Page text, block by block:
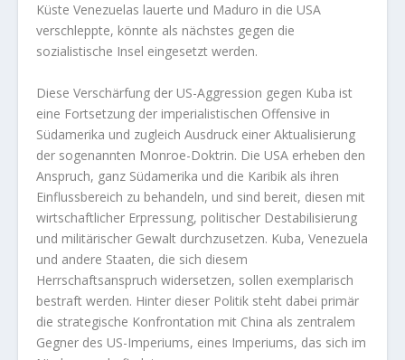
Küste Venezuelas lauerte und Maduro in die USA
verschleppte, könnte als nächstes gegen die
sozialistische Insel eingesetzt werden.
Diese Verschärfung der US-Aggression gegen Kuba ist
eine Fortsetzung der imperialistischen Offensive in
Südamerika und zugleich Ausdruck einer Aktualisierung
der sogenannten Monroe-Doktrin. Die USA erheben den
Anspruch, ganz Südamerika und die Karibik als ihren
Einflussbereich zu behandeln, und sind bereit, diesen mit
wirtschaftlicher Erpressung, politischer Destabilisierung
und militärischer Gewalt durchzusetzen. Kuba, Venezuela
und andere Staaten, die sich diesem
Herrschaftsanspruch widersetzen, sollen exemplarisch
bestraft werden. Hinter dieser Politik steht dabei primär
die strategische Konfrontation mit China als zentralem
Gegner des US-Imperiums, eines Imperiums, das sich im